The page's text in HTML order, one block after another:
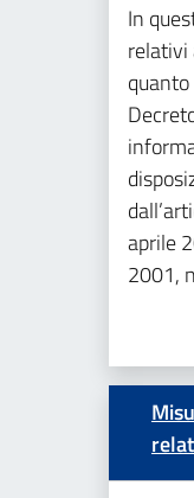
In
relativi
aprile
2001,